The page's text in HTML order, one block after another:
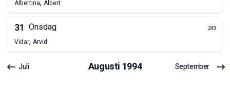
Albertina, Albert
31 Onsdag 243
Vidar, Arvid
Juli Augusti 1994 September